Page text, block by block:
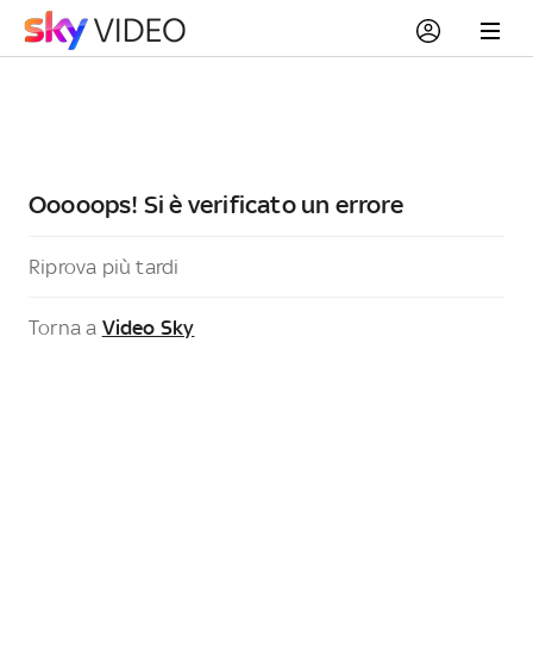
Ooooops! Si è verificato un errore
Riprova più tardi
Torna a Video Sky